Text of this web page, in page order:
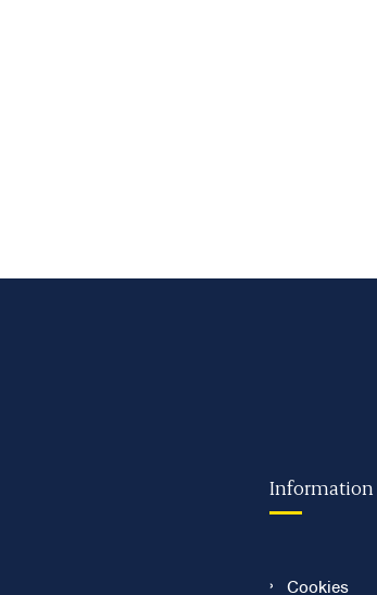
Information
Cookies